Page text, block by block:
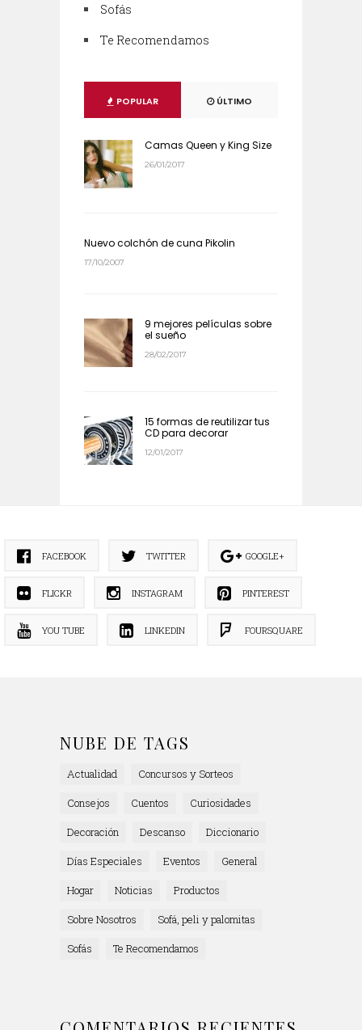
Sofás
Te Recomendamos
POPULAR ÚLTIMO
Camas Queen y King Size
26/01/2017
Nuevo colchón de cuna Pikolin
17/10/2007
9 mejores películas sobre
el sueño
28/02/2017
15 formas de reutilizar tus
CD para decorar
12/01/2017
FACEBOOK TWITTER GOOGLE+
FLICKR INSTAGRAM PINTEREST
YOU TUBE LINKEDIN FOURSQUARE
NUBE DE TAGS
Actualidad
Concursos y Sorteos
Consejos
Cuentos
Curiosidades
Decoración
Descanso
Diccionario
Días Especiales
Eventos
General
Hogar
Noticias
Productos
Sobre Nosotros
Sofá, peli y palomitas
Sofás
Te Recomendamos